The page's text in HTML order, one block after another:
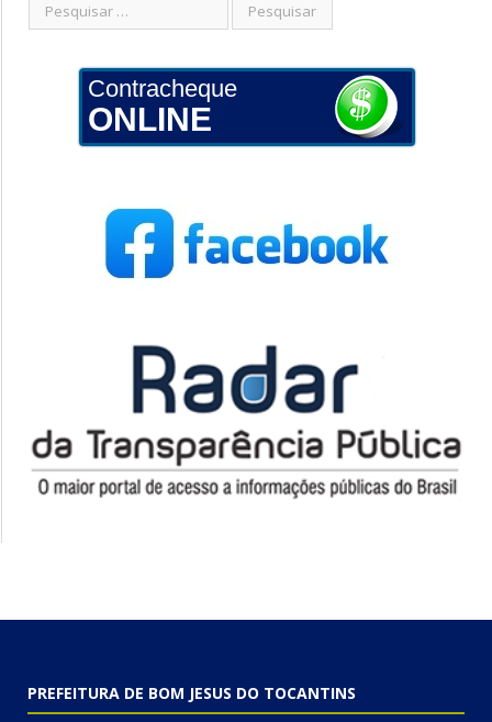
Contracheque
ONLINE
PREFEITURA DE BOM JESUS DO TOCANTINS